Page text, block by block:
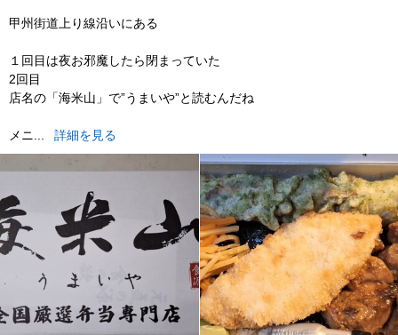
甲州街道上り線沿いにある
１回目は夜お邪魔したら閉まっていた
2回目
店名の「海米山」で”うまいや”と読むんだね
メニ... 詳細を見る